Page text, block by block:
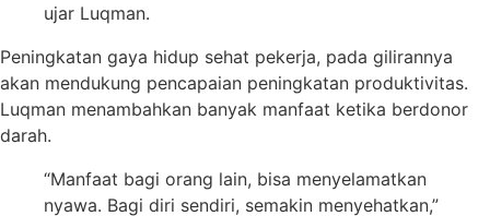
ujar Luqman.
Peningkatan gaya hidup sehat pekerja, pada gilirannya
akan mendukung pencapaian peningkatan produktivitas.
Luqman menambahkan banyak manfaat ketika berdonor
darah.
“Manfaat bagi orang lain, bisa menyelamatkan
nyawa. Bagi diri sendiri, semakin menyehatkan,”